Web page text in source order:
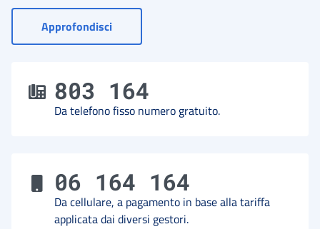
Approfondisci- Vai a Contact Center
803 164
Da telefono fisso numero gratuito.
06 164 164
Da cellulare, a pagamento in base alla tariffa
applicata dai diversi gestori.